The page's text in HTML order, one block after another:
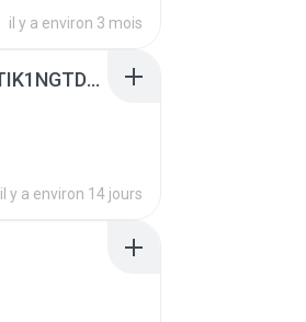
il y a environ 3 mois
[Witanime.com] KWONMSNITIK1NGTDNN EP 04 HD.mp4
il y a environ 14 jours